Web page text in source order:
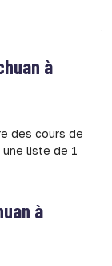
à
des cours de
une liste de 1
à